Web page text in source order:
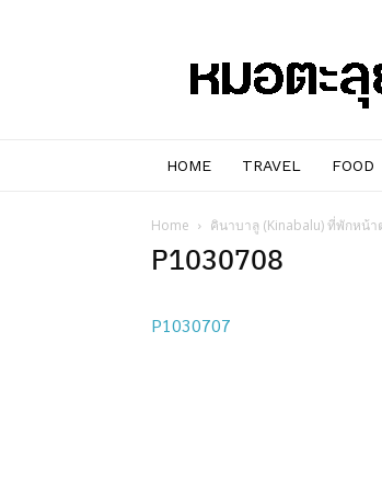
ตะลุย
โลก
HOME TRAVEL FOOD
Home คินาบาลู (Kinabalu) ที่พักหน้า
P1030708
P1030707